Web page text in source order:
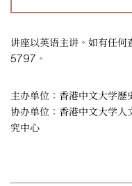
讲座以英语主讲。如有任
5797。
主办单位：香港中文大学歷
协办单位：香港中文大学人
究中心